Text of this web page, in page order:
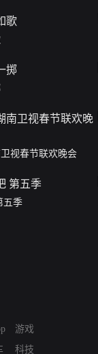
视春节联欢晚会
五季
游戏
科技